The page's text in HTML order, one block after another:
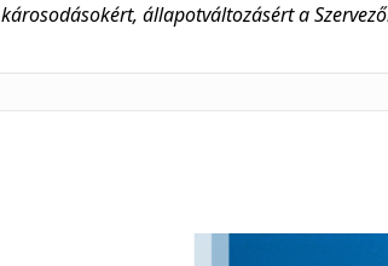
állapotváltozásért a